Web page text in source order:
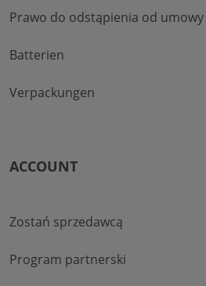
Prawo do odstąpienia od umowy
Batterien
Verpackungen
ACCOUNT
Zostań sprzedawcą
Program partnerski